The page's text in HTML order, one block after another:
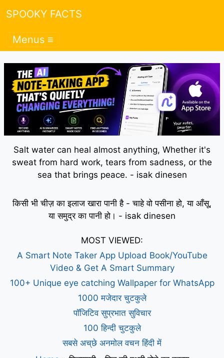
SPOOKY FACTS
Menus ≡
Salt water can heal almost anything, Whether it's
sweat from hard work, tears from sadness, or the
sea that brings peace. - isak dinesen
किसी भी चीज़ का इलाज खारा पानी है - चाहे वो पसीना हो, या आँसू,
या समुद्र का पानी हो। - isak dinesen
MOST VIEWED:
A Smart Note Taker App Upload Book/YouTube
Video & Get A Smart Summary
100+ Unique eye catching Wallpaper for WhatsApp
1000 मजेदार चुटकुले
पॉजिटिव सुप्रभात सुविचार
100 हिन्दी चुटकुले
सबसे अच्छे अनमोल वचन हिंदी में